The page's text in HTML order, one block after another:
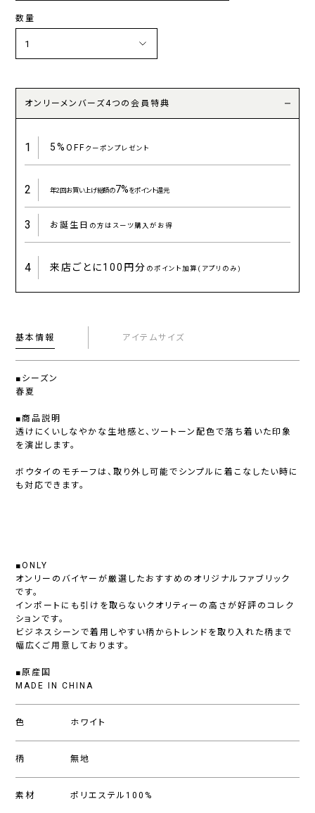
数量
オンリーメンバーズ4つの会員特典
1 5%OFFクーポンプレゼント
2 年2回お買い上げ総額の7%をポイント還元
3 お誕生日 の方はスーツ購入がお得
4 来店ごとに100円分 のポイント加算(アプリのみ)
基本情報 アイテムサイズ
■シーズン
春夏
■商品説明
透けにくいしなやかな生地感と、ツートーン配色で落ち着いた印象
を演出します。
ボウタイのモチーフは、取り外し可能でシンプルに着こなしたい時に
も対応できます。
■ONLY
オンリーのバイヤーが厳選したおすすめのオリジナルファブリック
です。
インポートにも引けを取らないクオリティーの高さが好評のコレク
ションです。
ビジネスシーンで着用しやすい柄からトレンドを取り入れた柄まで
幅広くご用意しております。
■原産国
MADE IN CHINA
色 ホワイト
柄 無地
素材 ポリエステル100%